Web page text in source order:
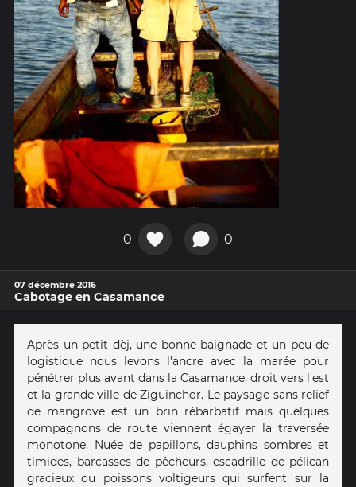
0 0
07 décembre 2016
Cabotage en Casamance
Après un petit dèj, une bonne baignade et un peu de
logistique nous levons l'ancre avec la marée pour
pénétrer plus avant dans la Casamance, droit vers l'est
et la grande ville de Ziguinchor. Le paysage sans relief
de mangrove est un brin rébarbatif mais quelques
compagnons de route viennent égayer la traversée
monotone. Nuée de papillons, dauphins sombres et
timides, barcasses de pêcheurs, escadrille de pélican
gracieux ou poissons voltigeurs qui surfent sur la